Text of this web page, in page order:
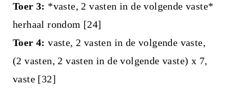
Toer 3: *vaste, 2 vasten in de volgende vaste*
herhaal rondom [24]
Toer 4:vaste, 2 vasten in de volgende vaste,
(2 vasten, 2 vasten in de volgende vaste) x 7,
vaste [32]